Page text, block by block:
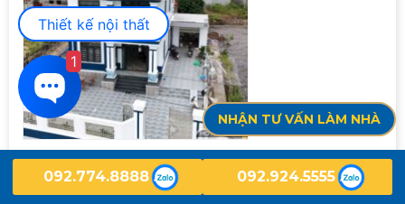
Review thực tế mẫu nhà vườn đẹp chủ nhà hài lòng
với không gian sống tiện nghi | MH04515
NHẬN TƯ VẤN LÀM NHÀ
092.774.8888 092.924.5555
Thiết kế nội thất
1